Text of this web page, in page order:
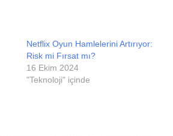
Netflix Oyun Hamlelerini Artırıyor:
Risk mi Fırsat mı?
16 Ekim 2024
"Teknoloji" içinde